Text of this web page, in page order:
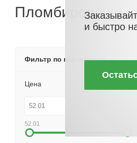
Фильтр по параметрам
Цена
52.01
и быстро